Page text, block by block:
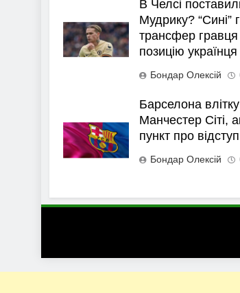
В Челсі
Мудрику? “Сині”
трансфер гравця
позицію українця
Бондар Олексій
Барселона
Манчестер Сіті,
пункт про
Бондар Олексій